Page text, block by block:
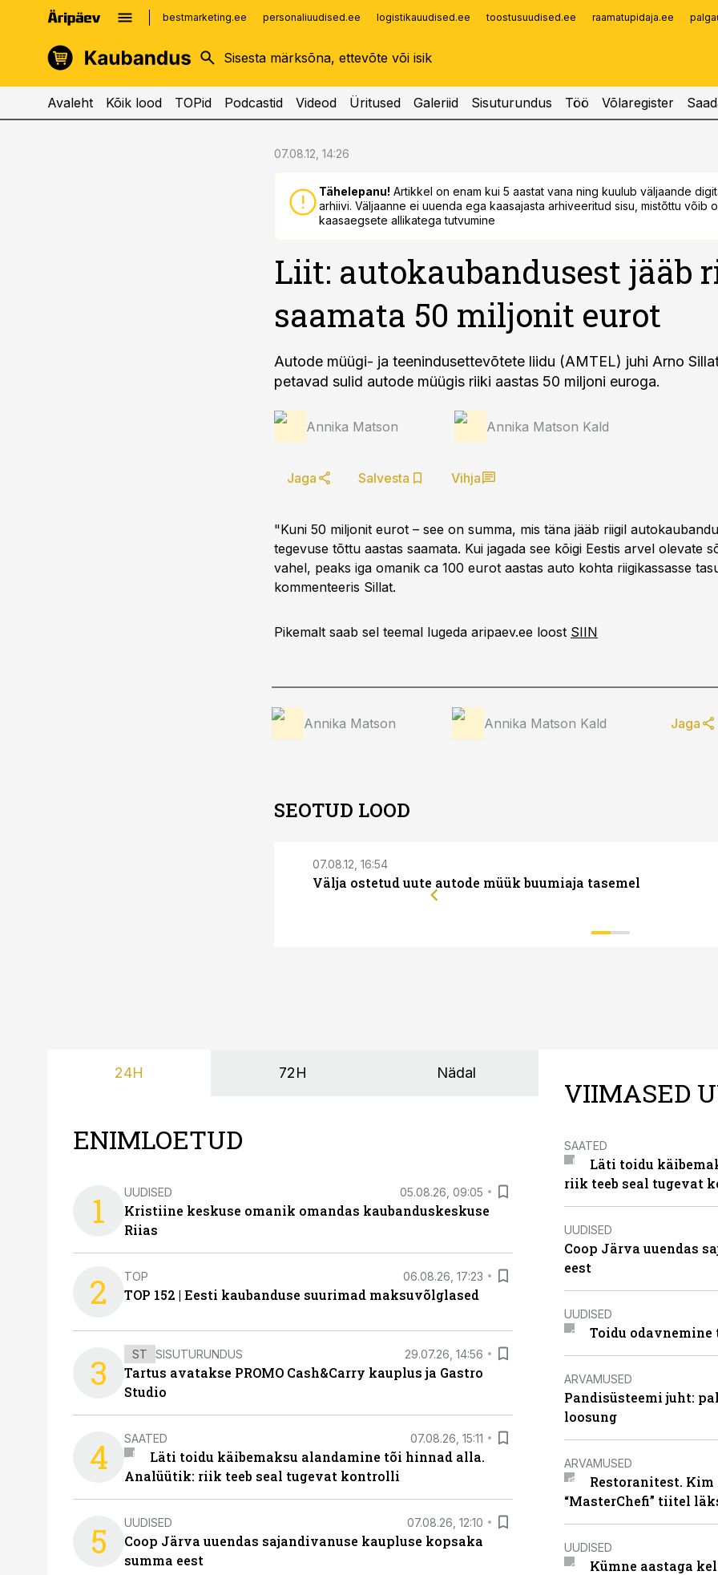
bestmarketing.ee personaliuudised.ee logistikauudised.ee toostusuudised.ee raamatupidaja.ee
kinnisvarauudised.ee
logistikauudised.ee
imelineajalugu.ee
Infopank
Avaleht Kõik lood TOPid Podcastid Videod Üritused Galeriid Sisuturundus Töö Võlaregister
07.08.12, 14:26
Tähelepanu! Artikkel on enam kui 5 aastat vana ning kuulub väljaande
arhiivi. Väljaanne ei uuenda ega kaasajasta arhiveeritud sisu, mistõttu võib
kaasaegsete allikatega tutvumine
Liit: autokaubandusest jääb
saamata 50 miljonit eurot
Autode müügi- ja teenindusettevõtete liidu (AMTEL) juhi Arno
petavad sulid autode müügis riiki aastas 50 miljoni euroga.
Annika Matson Annika Matson Kald
Jaga Salvesta Vihja
"Kuni 50 miljonit eurot – see on summa, mis täna jääb riigil
tegevuse tõttu aastas saamata. Kui jagada see kõigi Eestis arvel olevate
vahel, peaks iga omanik ca 100 eurot aastas auto kohta riigikassasse
kommenteeris Sillat.
Pikemalt saab sel teemal lugeda aripaev.ee loost SIIN
Annika Matson Annika Matson Kald Jaga
SEOTUD LOOD
07.08.12, 16:54
Välja ostetud uute autode müük buumiaja tasemel
24H 72H Nädal
ENIMLOETUD
1 UUDISED 05.08.26, 09:05
Kristiine keskuse omanik omandas kaubanduskeskuse
Riias
2 TOP 06.08.26, 17:23
TOP 152 | Eesti kaubanduse suurimad maksuvõlglased
3 ST SISUTURUNDUS 29.07.26, 14:56
Tartus avatakse PROMO Cash&Carry kauplus ja Gastro
Studio
4 SAATED 07.08.26, 15:11
Läti toidu käibemaksu alandamine tõi hinnad alla.
Analüütik: riik teeb seal tugevat kontrolli
5 UUDISED 07.08.26, 12:10
Coop Järva uuendas sajandivanuse kaupluse kopsaka
summa eest
VIIMASED
SAATED
Läti toidu
riik teeb seal tugevat
UUDISED
Coop Järva uuendas
eest
UUDISED
Toidu
ARVAMUSED
Pandisüsteemi juht:
loosung
ARVAMUSED
Restoranitest.
“MasterChefi” tiitel
UUDISED
Kümne aastaga